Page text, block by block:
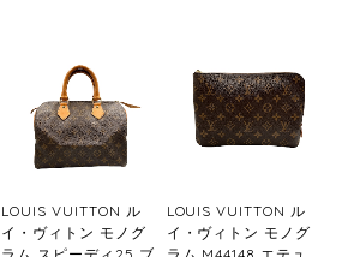
LOUIS VUITTON ル
イ・ヴィトン モノグ
LOUIS VUITTON ル
イ・ヴィトン モノグ